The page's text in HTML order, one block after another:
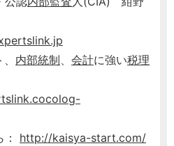
内部統制、 会計に強い税理
http://kaisya-start.com/